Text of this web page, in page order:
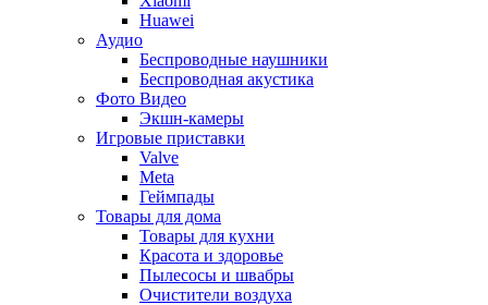
Huawei
Аудио
Беспроводные наушники
Беспроводная акустика
Фото Видео
Экшн-камеры
Игровые приставки
Valve
Meta
Геймпады
Товары для дома
Товары для кухни
Красота и здоровье
Пылесосы и швабры
Очистители воздуха